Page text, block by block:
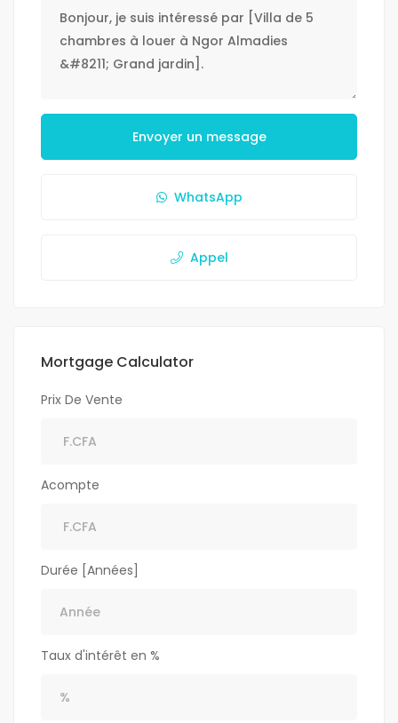
Envoyer un message
WhatsApp
Appel
Mortgage Calculator
Prix De Vente
Acompte
Durée [Années]
Taux d'intérêt en %